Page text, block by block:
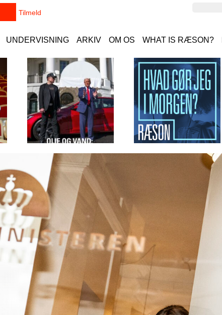
UNDERVISNING ARKIV OM OS WHAT IS RÆSON?